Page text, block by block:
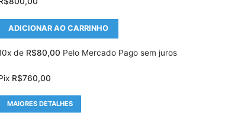
ADICIONAR AO CARRINHO
de R$80,00 Pelo Mercado Pago sem juros
R$760,00
MAIORES DETALHES